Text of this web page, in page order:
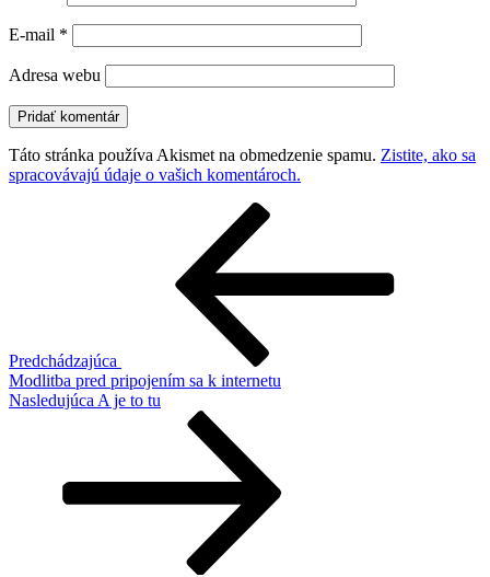
E-mail *
Adresa webu
Táto stránka používa Akismet na obmedzenie spamu. Zistite, ako sa
spracovávajú údaje o vašich komentároch.
Predchádzajúca
Modlitba pred pripojením sa k internetu
Ďalší
Nasledujúca A je to tu